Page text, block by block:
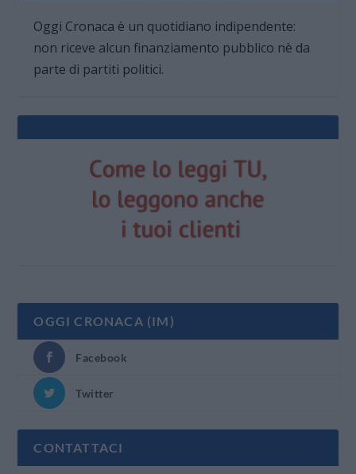
Oggi Cronaca è un quotidiano indipendente:
non riceve alcun finanziamento pubblico nè da
parte di partiti politici.
OGGI CRONACA (IM)
Facebook
Twitter
CONTATTACI